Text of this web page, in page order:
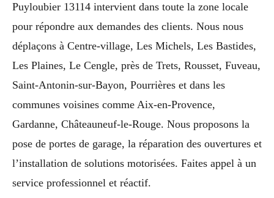
Puyloubier 13114 intervient dans toute la zone locale
pour répondre aux demandes des clients. Nous nous
déplaçons à Centre-village, Les Michels, Les Bastides,
Les Plaines, Le Cengle, près de Trets, Rousset, Fuveau,
Saint-Antonin-sur-Bayon, Pourrières et dans les
communes voisines comme Aix-en-Provence,
Gardanne, Châteauneuf-le-Rouge. Nous proposons la
pose de portes de garage, la réparation des ouvertures et
l’installation de solutions motorisées. Faites appel à un
service professionnel et réactif.